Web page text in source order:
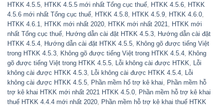
HTKK 4.5.5
HTKK 4.5.5 mới nhất Tổng cục thuế HTKK 4.5.6
HTKK
4.5.6 mới nhất Tổng cục thuế
HTKK 4.5.8 HTKK 4.5.9 HTKK 4.6.0
HTKK 4.6.1
HTKK mới nhất 2020 HTKK mới nhất 2021
HTKK mới
nhất Tổng cục thuế
Hướng dẫn cài đặt HTKK 4.5.3
Hướng dẫn cài đặt
HTKK 4.5.4
Hướng dẫn cài đặt HTKK 4.5.5
Không gõ được tiếng Việt
trong HTKK 4.5.3
Không gõ được tiếng Việt trong HTKK 4.5.4
Không
gõ được tiếng Việt trong HTKK 4.5.5
Lỗi không cài được HTKK
Lỗi
không cài được HTKK 4.5.3
Lỗi không cài được HTKK 4.5.4
Lỗi
không cài được HTKK 4.5.5
Phần mềm hổ trợ kê khai
Phần mềm hỗ
trợ kê khai HTKK mới nhất 2021 HTKK 4.5.0
Phần mềm hỗ trợ kê khai
thuế HTKK 4.4.4 mới nhất 2020
Phần mềm hỗ trợ kê khai thuế HTKK